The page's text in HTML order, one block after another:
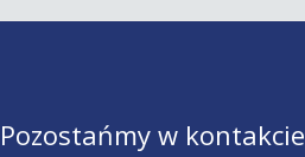
Pozostańmy w kontakcie